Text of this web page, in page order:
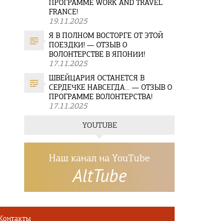
ПРОГРАММЕ WORK AND TRAVEL
FRANCE!
19.11.2025
Я В ПОЛНОМ ВОСТОРГЕ ОТ ЭТОЙ
ПОЕЗДКИ! — ОТЗЫВ О
ВОЛОНТЕРСТВЕ В ЯПОНИИ!
17.11.2025
ШВЕЙЦАРИЯ ОСТАНЕТСЯ В
СЕРДЕЧКЕ НАВСЕГДА… — ОТЗЫВ О
ПРОГРАММЕ ВОЛОНТЕРСТВА!
17.11.2025
YOUTUBE
Наш канал на YouTube
AltTube